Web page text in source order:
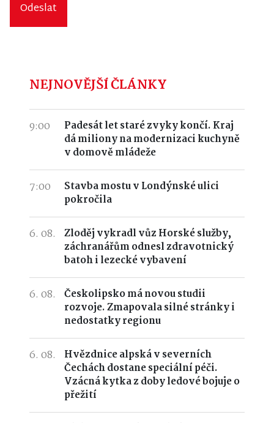
Odeslat
NEJNOVĚJŠÍ ČLÁNKY
9:00
Padesát let staré zvyky končí. Kraj
dá miliony na modernizaci kuchyně
v domově mládeže
7:00
Stavba mostu v Londýnské ulici
pokročila
6. 08.
Zloděj vykradl vůz Horské služby,
záchranářům odnesl zdravotnický
batoh i lezecké vybavení
6. 08.
Českolipsko má novou studii
rozvoje. Zmapovala silné stránky i
nedostatky regionu
6. 08.
Hvězdnice alpská v severních
Čechách dostane speciální péči.
Vzácná kytka z doby ledové bojuje o
přežití